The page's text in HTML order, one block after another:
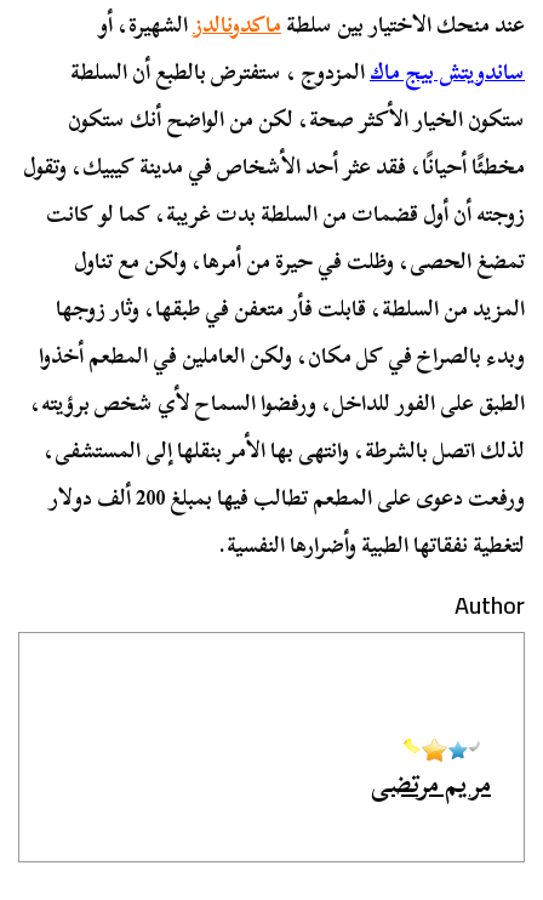
عند منحك الاختيار بين سلطةماكدونالدزالشهيرة، أو
ساندويتش بيج ماكالمزدوج ، ستفترض بالطبع أن السلطة
ستكون الخيار الأكثر صحة، لكن من الواضح أنك ستكون
مخطئًا أحيانًا، فقد عثر أحد الأشخاص في مدينة كيبيك، وتقول
زوجته أن أول قضمات من السلطة بدت غريبة، كما لو كانت
تمضغ الحصى، وظلت في حيرة من أمرها، ولكن مع تناول
المزيد من السلطة، قابلت فأر متعفن في طبقها، وثار زوجها
وبدء بالصراخ في كل مكان، ولكن العاملين في المطعم أخذوا
الطبق على الفور للداخل، ورفضوا السماح لأي شخص برؤيته،
لذلك اتصل بالشرطة، وانتهى بها الأمر بنقلها إلى المستشفى،
ورفعت دعوى على المطعم تطالب فيها بمبلغ 200 ألف دولار
لتغطية نفقاتها الطبية وأضرارها النفسية.
Author
مريم مرتضى